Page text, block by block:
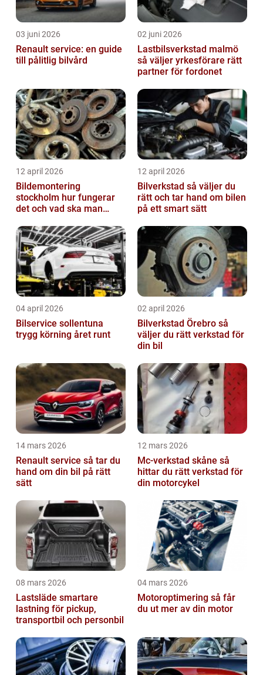
03 juni 2026
Renault service: en guide
till pålitlig bilvård
02 juni 2026
Lastbilsverkstad malmö
så väljer yrkesförare rätt
partner för fordonet
12 april 2026
Bildemontering
stockholm hur fungerar
det och vad ska man
12 april 2026
Bilverkstad så väljer du
rätt och tar hand om bilen
på ett smart sätt
04 april 2026
Bilservice sollentuna
trygg körning året runt
02 april 2026
Bilverkstad Örebro så
väljer du rätt verkstad för
din bil
14 mars 2026
Renault service så tar du
hand om din bil på rätt
sätt
12 mars 2026
Mc-verkstad skåne så
hittar du rätt verkstad för
din motorcykel
08 mars 2026
Lastsläde smartare
lastning för pickup,
transportbil och personbil
04 mars 2026
Motoroptimering så får
du ut mer av din motor